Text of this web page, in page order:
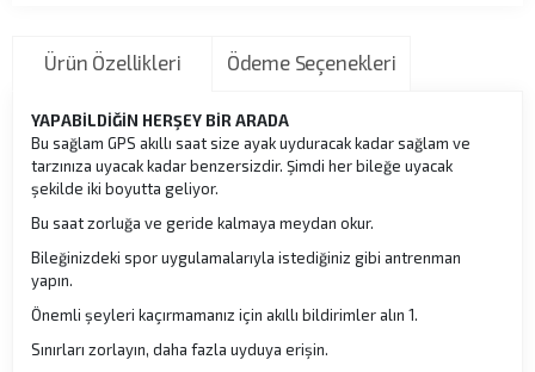
Ürün Özellikleri Ödeme Seçenekleri
YAPABİLDİĞİN HERŞEY BİR ARADA
Bu sağlam GPS akıllı saat size ayak uyduracak kadar sağlam ve
tarzınıza uyacak kadar benzersizdir. Şimdi her bileğe uyacak
şekilde iki boyutta geliyor.
Bu saat zorluğa ve geride kalmaya meydan okur.
Bileğinizdeki spor uygulamalarıyla istediğiniz gibi antrenman
yapın.
Önemli şeyleri kaçırmamanız için akıllı bildirimler alın 1.
Sınırları zorlayın, daha fazla uyduya erişin.